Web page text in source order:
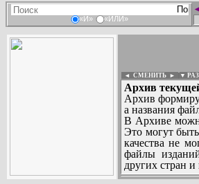
«И» «ИЛИ»
◄ СМЕНИТЬ ► ▼
Архив
Архив
а названия
В Архиве
Это могут
качества не
файлы
других стран и